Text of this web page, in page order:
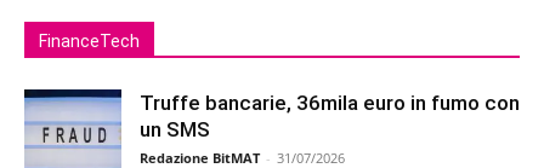
FinanceTech
Truffe bancarie, 36mila euro in fumo con
un SMS
Redazione BitMAT - 31/07/2026